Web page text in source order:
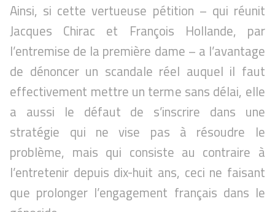
Ainsi, si cette vertueuse pétition – qui réunit
Jacques Chirac et François Hollande, par
l’entremise de la première dame – a l’avantage
de dénoncer un scandale réel auquel il faut
effectivement mettre un terme sans délai, elle
a aussi le défaut de s’inscrire dans une
stratégie qui ne vise pas à résoudre le
problème, mais qui consiste au contraire à
l’entretenir depuis dix-huit ans, ceci ne faisant
que prolonger l’engagement français dans le